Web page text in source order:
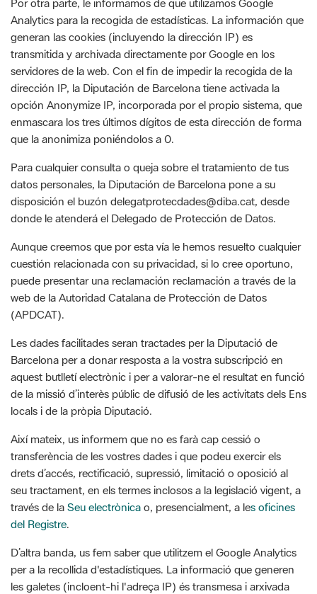
servidores de la web. Con el fin de impedir la recogida de la
dirección IP, la Diputación de Barcelona tiene activada la
opción Anonymize IP, incorporada por el propio sistema, que
enmascara los tres últimos dígitos de esta dirección de forma
que la anonimiza poniéndolos a 0.
Para cualquier consulta o queja sobre el tratamiento de tus
datos personales, la Diputación de Barcelona pone a su
disposición el buzón delegatprotecdades@diba.cat, desde
donde le atenderá el Delegado de Protección de Datos.
Aunque creemos que por esta vía le hemos resuelto cualquier
cuestión relacionada con su privacidad, si lo cree oportuno,
puede presentar una reclamación reclamación a través de la
web de la Autoridad Catalana de Protección de Datos
(APDCAT).
Les dades facilitades seran tractades per la Diputació de
Barcelona per a donar resposta a la vostra subscripció en
aquest butlletí electrònic i per a valorar-ne el resultat en funció
de la missió d’interès públic de difusió de les activitats dels Ens
locals i de la pròpia Diputació.
Així mateix, us informem que no es farà cap cessió o
transferència de les vostres dades i que podeu exercir els
drets d’accés, rectificació, supressió, limitació o oposició al
seu tractament, en els termes inclosos a la legislació vigent, a
través de laSeu electrònica o, presencialment, a les oficines
del Registre.
D’altra banda, us fem saber que utilitzem el Google Analytics
per a la recollida d'estadístiques. La informació que generen
les galetes (incloent-hi l'adreça IP) és transmesa i arxivada
directament per Google en els servidors del web. Per tal
d'impedir la recollida de l'adreça IP, la Diputació de Barcelona
té activada l’opció Anonymize IP, incorporada pel propi